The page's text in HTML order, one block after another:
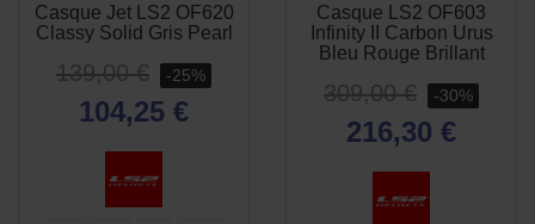
Casque Jet LS2 OF620
Classy Solid Gris Pearl
139,00 € -25%
104,25 €
Casque LS2 OF603
Infinity II Carbon Urus
Bleu Rouge Brillant
309,00 € -30%
216,30 €
APERÇU
RAPIDE
APERÇU
RAPIDE